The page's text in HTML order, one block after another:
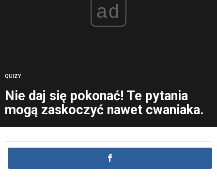
ad
QUIZY
Nie daj się pokonać! Te pytania
mogą zaskoczyć nawet cwaniaka.